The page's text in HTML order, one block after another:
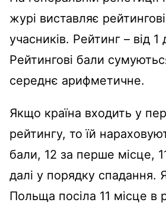
журі виставляє
учасників. Рейтинг – від 1
Рейтингові бали
середнє арифметичне.
Якщо країна входить у
рейтингу, то їй
бали, 12 за перше місце,
далі у порядку спадання.
Польща посіла 11 місце в